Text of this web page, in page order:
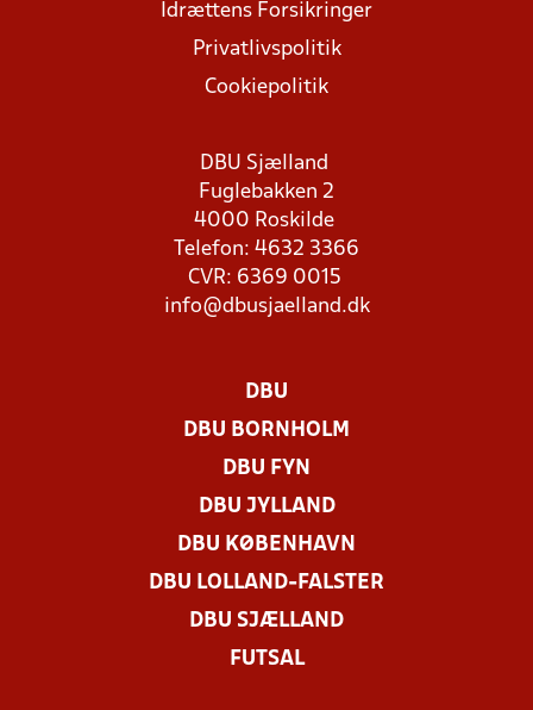
Idrættens Forsikringer
Privatlivspolitik
Cookiepolitik
DBU Sjælland
Fuglebakken 2
4000 Roskilde
Telefon: 4632 3366
CVR: 6369 0015
info@dbusjaelland.dk
DBU
DBU BORNHOLM
DBU FYN
DBU JYLLAND
DBU KØBENHAVN
DBU LOLLAND-FALSTER
DBU SJÆLLAND
FUTSAL